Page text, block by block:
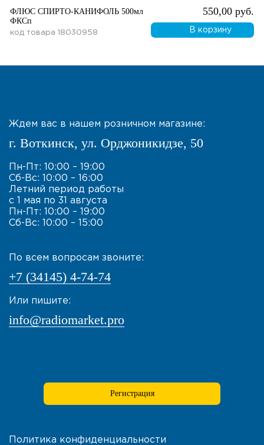
ФЛЮС СПИРТО-КАНИФОЛЬ 500мл
ФКСп
код товара 18030958
550,00 руб.
В корзину
Ждем вас в нашем розничном магазине:
г. Воткинск, ул. Орджоникидзе, 50
Пн-Пт: 10:00 – 19:00
Сб-Вс: 10:00 – 16:00
Летний период работы
с 1 мая по 31 августа
Пн-Пт: 10:00 – 19:00
Сб-Вс: 10:00 – 15:00
По всем вопросам звоните:
+7 (34145) 4-74-74
Или пишите:
info@radiomarket.pro
Регистрация
Политика конфиденциальности